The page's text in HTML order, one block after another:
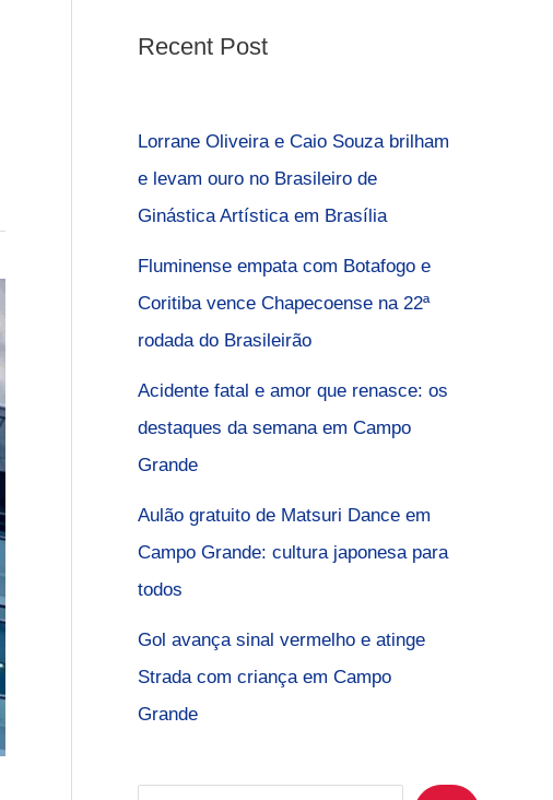
Recent Post
Lorrane Oliveira e Caio Souza brilham
e levam ouro no Brasileiro de
Ginástica Artística em Brasília
Fluminense empata com Botafogo e
Coritiba vence Chapecoense na 22ª
rodada do Brasileirão
Acidente fatal e amor que renasce: os
destaques da semana em Campo
Grande
Aulão gratuito de Matsuri Dance em
Campo Grande: cultura japonesa para
todos
Gol avança sinal vermelho e atinge
Strada com criança em Campo
Grande